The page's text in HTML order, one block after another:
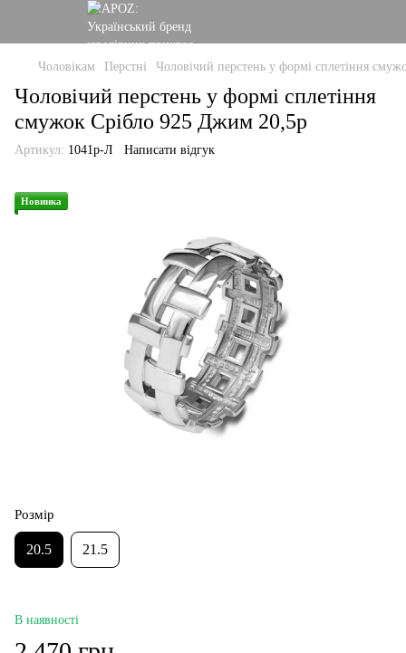
Чоловікам Перстні Чоловічий перстень у формі сплетіння
Чоловічий перстень у формі сплетіння
смужок Срібло 925 Джим 20,5р
Артикул: 1041р-Л Написати відгук
Новинка
Розмір
20.5 21.5
В наявності